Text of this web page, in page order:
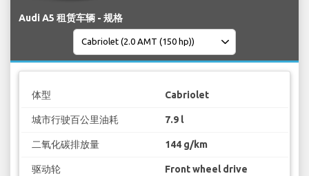
Audi A5 租赁车辆 - 规格
体型 Cabriolet
城市行驶百公里油耗 7.9 l
二氧化碳排放量 144 g/km
驱动轮 Front wheel drive